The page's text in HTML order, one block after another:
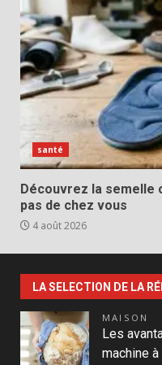
santé
Découvrez la semelle
pas de chez vous
4 août 2026
LA SELECTION DE LA
MAISON
Les
machine à